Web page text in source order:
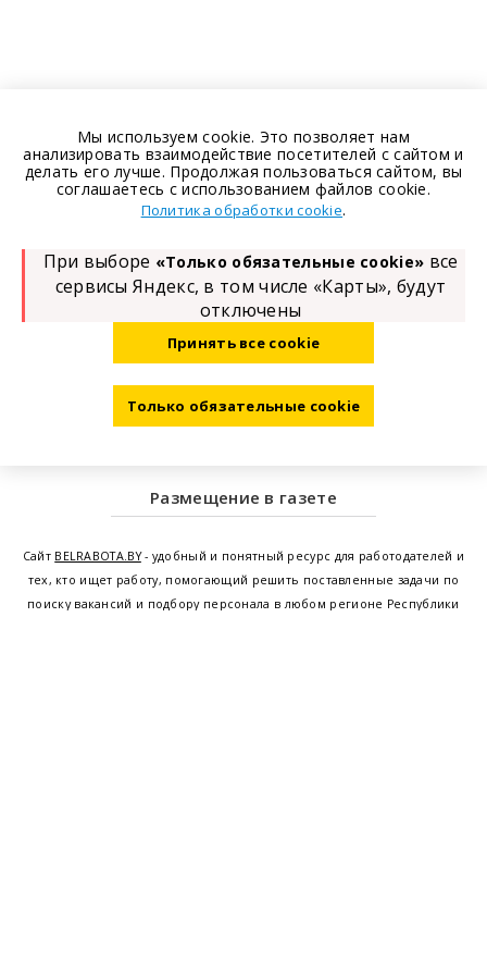
Размещение в газете
Сайт BELRABOTA.BY- удобный и понятный ресурс для работодателей и
тех, кто ищет работу, помогающий решить поставленные задачи по
поиску вакансий и подбору персонала в любом регионе Республики
Мы используем cookie. Это позволяет нам
анализировать взаимодействие посетителей с сайтом и
делать его лучше. Продолжая пользоваться сайтом, вы
соглашаетесь с использованием файлов cookie.
Политика обработки cookie.
При выборе «Только обязательные cookie» все
сервисы Яндекс, в том числе «Карты», будут
отключены
Принять все cookie
Только обязательные cookie